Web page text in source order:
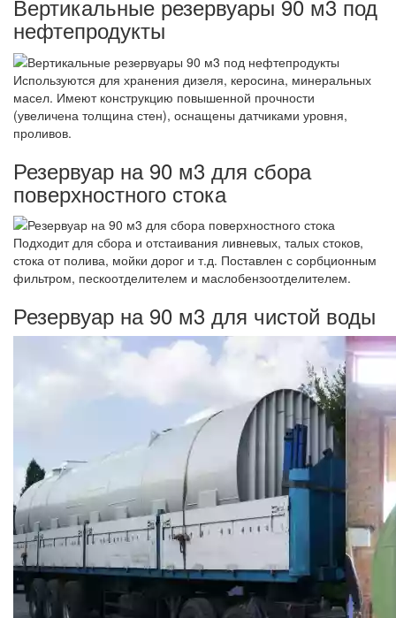
Вертикальные резервуары 90 м3 под
нефтепродукты
Используются для хранения дизеля, керосина, минеральных
масел. Имеют конструкцию повышенной прочности
(увеличена толщина стен), оснащены датчиками уровня,
проливов.
Резервуар на 90 м3 для сбора
поверхностного стока
Подходит для сбора и отстаивания ливневых, талых стоков,
стока от полива, мойки дорог и т.д. Поставлен с сорбционным
фильтром, пескоотделителем и маслобензоотделителем.
Резервуар на 90 м3 для чистой воды